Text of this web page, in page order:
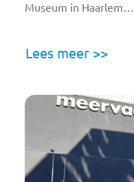
Museum in Haarlem…
Lees meer >>